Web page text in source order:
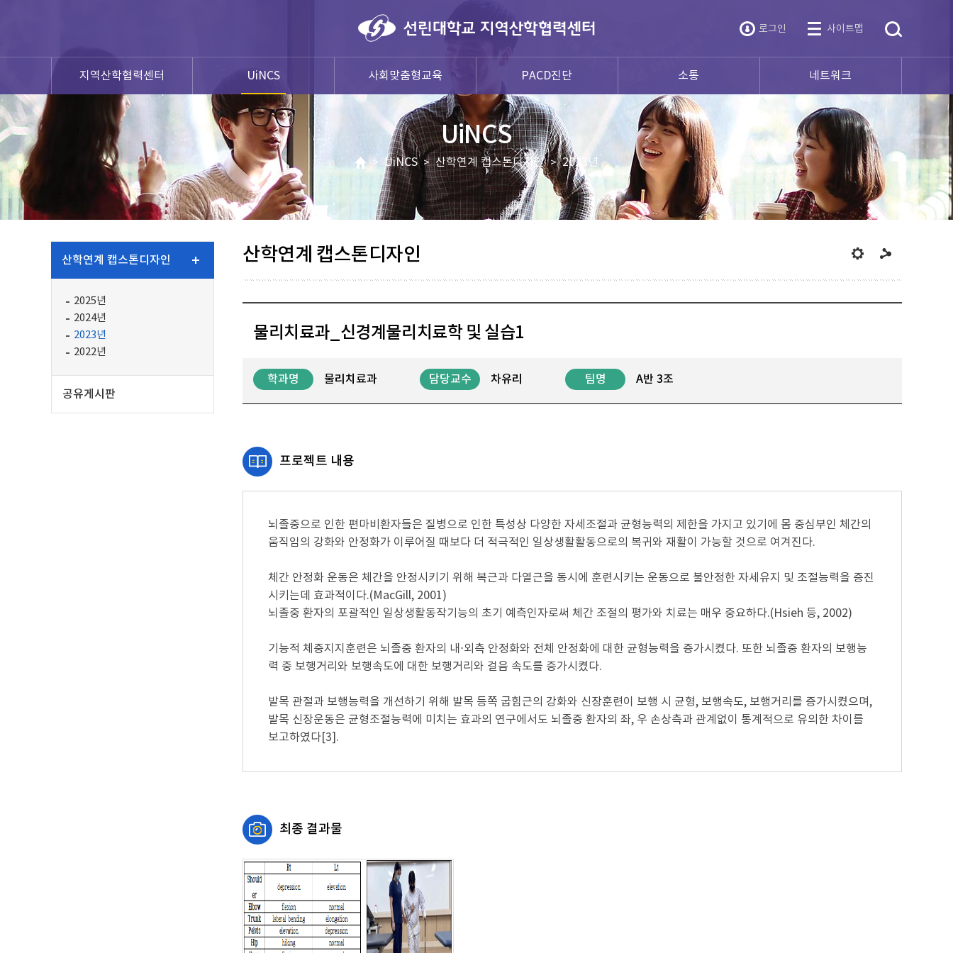
로그인 사이트맵
지역산학협력센터 UiNCS 사회맞춤형교육 PACD진단 소통 네트워크
UiNCS
> UiNCS > 산학연계 캡스톤디자인 > 2023년
산학연계 캡스톤디자인
2025년
2024년
2023년
2022년
공유게시판
산학연계 캡스톤디자인
물리치료과_신경계물리치료학 및 실습1
학과명 물리치료과 담당교수 차유리 팀명 A반 3조
프로젝트 내용
뇌졸중으로 인한 편마비환자들은 질병으로 인한 특성상 다양한 자세조절과 균형능력의 제한을 가지고 있기에 몸 중심부인 체간의
움직임의 강화와 안정화가 이루어질 때보다 더 적극적인 일상생활활동으로의 복귀와 재활이 가능할 것으로 여겨진다.
체간 안정화 운동은 체간을 안정시키기 위해 복근과 다열근을 동시에 훈련시키는 운동으로 불안정한 자세유지 및 조절능력을 증진
시키는데 효과적이다.(MacGill, 2001)
뇌졸중 환자의 포괄적인 일상생활동작기능의 초기 예측인자로써 체간 조절의 평가와 치료는 매우 중요하다.(Hsieh 등, 2002)
기능적 체중지지훈련은 뇌졸중 환자의 내⋅외측 안정화와 전체 안정화에 대한 균형능력을 증가시켰다. 또한 뇌졸중 환자의 보행능
력 중 보행거리와 보행속도에 대한 보행거리와 걸음 속도를 증가시켰다.
발목 관절과 보행능력을 개선하기 위해 발목 등쪽 굽힘근의 강화와 신장훈련이 보행 시 균형, 보행속도, 보행거리를 증가시켰으며,
발목 신장운동은 균형조절능력에 미치는 효과의 연구에서도 뇌졸중 환자의 좌, 우 손상측과 관계없이 통계적으로 유의한 차이를
보고하였다[3].
최종 결과물